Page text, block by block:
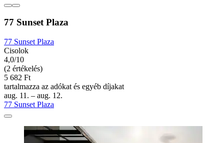
77 Sunset Plaza
77 Sunset Plaza
Cisolok
4,0/10
(2 értékelés)
5 682 Ft
tartalmazza az adókat és egyéb díjakat
aug. 11. – aug. 12.
77 Sunset Plaza